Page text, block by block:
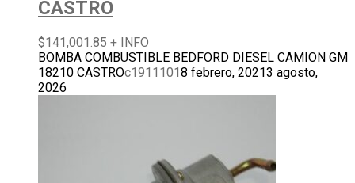
CASTRO
$141,001.85 + INFO
BOMBA COMBUSTIBLE BEDFORD DIESEL CAMION GM
18210 CASTROc19111018 febrero, 20213 agosto,
2026